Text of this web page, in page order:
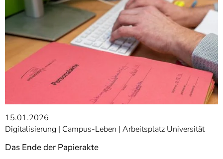
15.01.2026
Digitalisierung
Campus-Leben Arbeitsplatz Universität
Das Ende der Papierakte